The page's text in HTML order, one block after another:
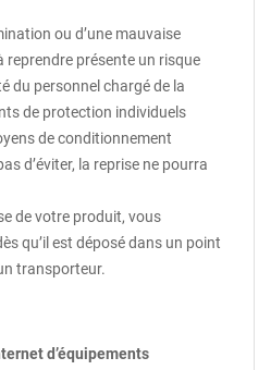
ou d’une mauvaise
présente un risque
du personnel chargé de la
de protection individuels
de conditionnement
d’éviter, la reprise ne pourra
de votre produit, vous
qu’il est déposé dans un point
transporteur.
d’équipements